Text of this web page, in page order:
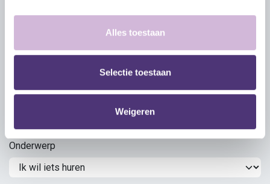
Alles toestaan
Selectie toestaan
Weigeren
Adres
Onderwerp